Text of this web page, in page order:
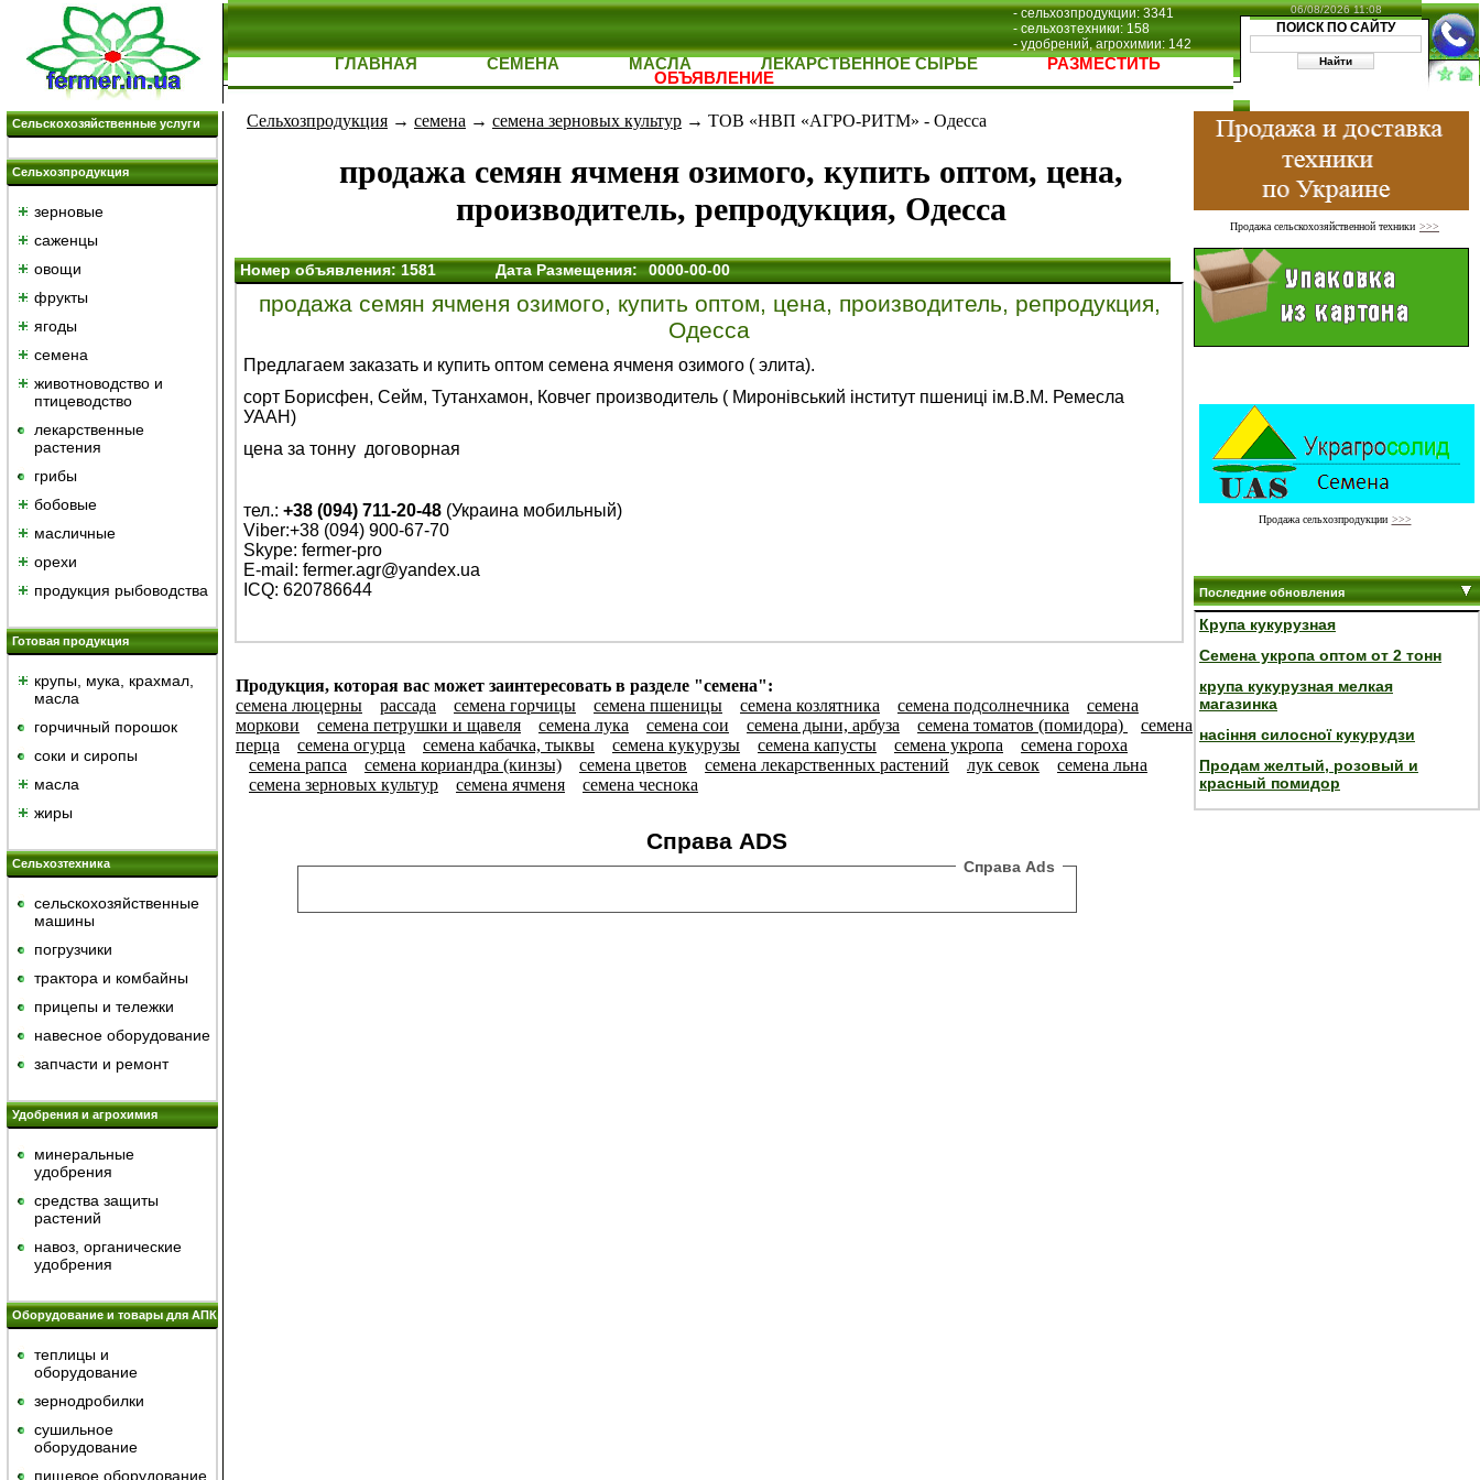
- сельхозпродукции: 3341
- сельхозтехники: 158
- удобрений, агрохимии: 142
06/08/2026 11:08
ПОИСК ПО САЙТУ
ГЛАВНАЯ СЕМЕНА МАСЛА ЛЕКАРСТВЕННОЕ СЫРЬЕ РАЗМЕСТИТЬ
ОБЪЯВЛЕНИЕ
Сельскохозяйственные услуги
Сельхозпродукция
зерновые
саженцы
овощи
фрукты
ягоды
семена
животноводство и
птицеводство
лекарственные
растения
грибы
бобовые
масличные
орехи
продукция рыбоводства
Готовая продукция
крупы, мука, крахмал,
масла
горчичный порошок
cоки и сиропы
масла
жиры
Сельхозтехника
сельскохозяйственные
машины
погрузчики
трактора и комбайны
прицепы и тележки
навесное оборудование
запчасти и ремонт
Удобрения и агрохимия
минеральные
удобрения
средства защиты
растений
навоз, органические
удобрения
Оборудование и товары для АПК
теплицы и
оборудование
зернодробилки
сушильное
оборудование
пищевое оборудование
Сельхозпродукция → семена → семена зерновых культур → ТОВ «НВП «АГРО-РИТМ» - Одесса
продажа семян ячменя озимого, купить оптом, цена,
производитель, репродукция, Одесса
Номер объявления: 1581 Дата Размещения: 0000-00-00
продажа семян ячменя озимого, купить оптом, цена, производитель, репродукция,
Одесса
Предлагаем заказать и купить оптом семена ячменя озимого ( элита).
сорт Борисфен, Сейм, Тутанхамон, Ковчег производитель ( Миронівський інститут пшениці ім.В.М. Ремесла
УААН)
цена за тонну договорная
тел.: +38 (094) 711-20-48 (Украина мобильный)
Viber:+38 (094) 900-67-70
Skype: fermer-pro
E-mail: fermer.agr@yandex.ua
ICQ: 620786644
Продукция, которая вас может заинтересовать в разделе "семена":
семена люцерны
рассада семена горчицы семена пшеницы семена козлятника семена подсолнечника
семена
моркови
семена петрушки и щавеля семена лука семена сои семена дыни, арбуза семена томатов (помидора)
семена
перца
семена огурца семена кабачка, тыквы семена кукурузы семена капусты семена укропа
семена гороха
семена рапса
семена кориандра (кинзы) семена цветов семена лекарственных растений лук севок
семена льна
семена зерновых культур
семена ячменя семена чеснока
Справа ADS
Справа Ads
Продажа сельскохозяйственной техники >>>
Продажа сельхозпродукции >>>
Последние обновления
Крупа кукурузная
Семена укропа оптом от 2 тонн
крупа кукурузная мелкая
магазинка
насіння силосної кукурудзи
Продам желтый, розовый и
красный помидор